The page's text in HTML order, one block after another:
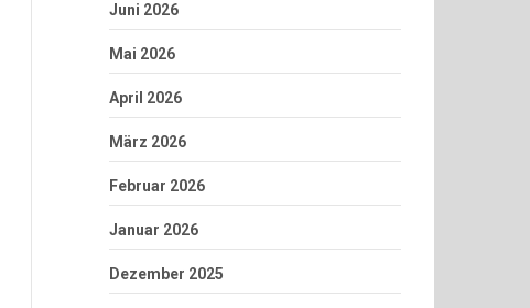
Juni 2026
Mai 2026
April 2026
März 2026
Februar 2026
Januar 2026
Dezember 2025